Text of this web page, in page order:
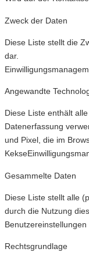
Zweck der Daten
Diese Liste stellt die
dar.
Angewandte
Diese Liste enthält
Datenerfassung
und Pixel, die im
Kekse
Gesammelte Daten
Diese Liste stellt alle
durch die Nutzung
Benutzereinstellungen
Rechtsgrundlage